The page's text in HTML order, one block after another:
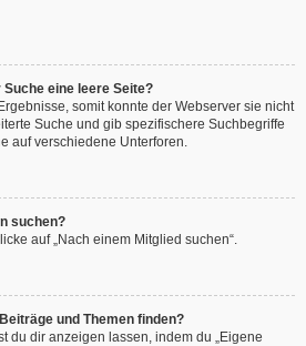
eine leere Seite?
somit konnte der Webserver sie nicht
Suche und gib spezifischere Suchbegriffe
auf verschiedene Unterforen.
suchen?
auf „Nach einem Mitglied suchen“.
und Themen finden?
du dir anzeigen lassen, indem du „Eigene